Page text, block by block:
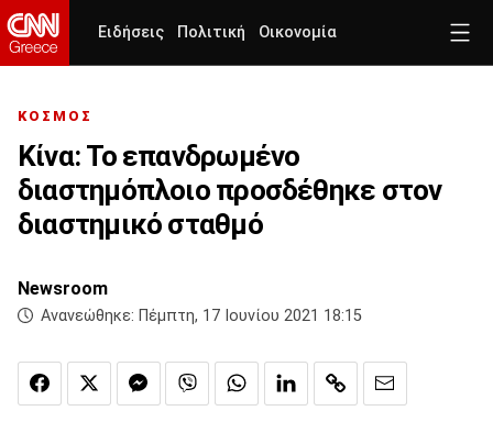
Ειδήσεις Πολιτική Οικονομία
ΚΟΣΜΟΣ
Κίνα: Το επανδρωμένο
διαστημόπλοιο προσδέθηκε στον
διαστημικό σταθμό
Newsroom
Ανανεώθηκε: Πέμπτη, 17 Ιουνίου 2021 18:15